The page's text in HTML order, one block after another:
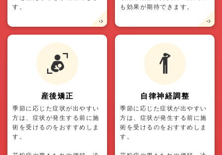
す。
も効果が期待できます。
産後矯正
季節に応じた症状が出やすい
方は、症状が発生する前に施
術を受けるのをおすすめしま
す。
自律神経調整
季節に応じた症状が出やすい
方は、症状が発生する前に施
術を受けるのをおすすめしま
す。